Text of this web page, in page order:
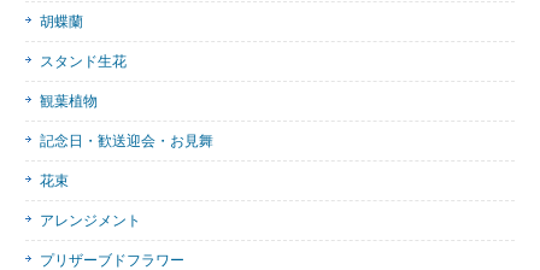
胡蝶蘭
スタンド生花
観葉植物
記念日・歓送迎会・お見舞
花束
アレンジメント
プリザーブドフラワー